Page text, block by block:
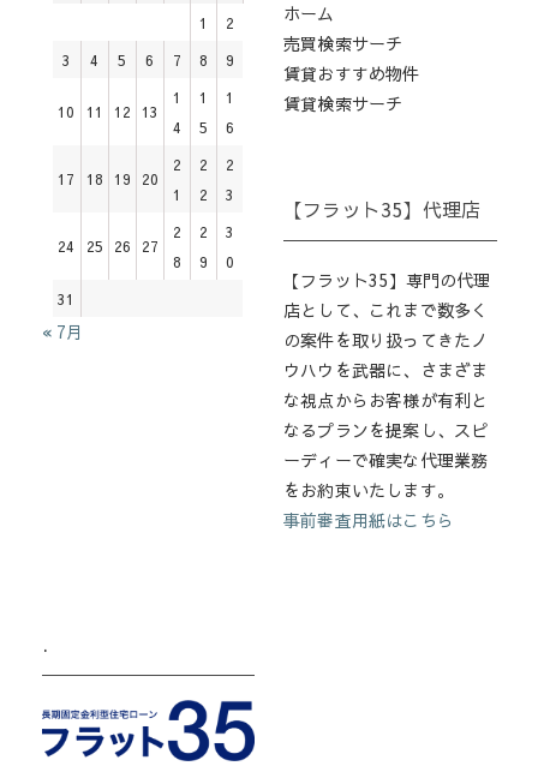
1
2
3
4 5 6 7 8 9
10 11 12 13
1
4
1
5
1
6
17 18 19 20
2
1
2
2
2
3
24 25 26 27
2
8
2
9
3
0
31
« 7月
ホーム
売買検索サーチ
賃貸おすすめ物件
賃貸検索サーチ
【フラット35】代理店
【フラット35】専門の代理
店として、これまで数多く
の案件を取り扱ってきたノ
ウハウを武器に、さまざま
な視点からお客様が有利と
なるプランを提案し、スピ
ーディーで確実な代理業務
をお約束いたします。
事前審査用紙はこちら
.